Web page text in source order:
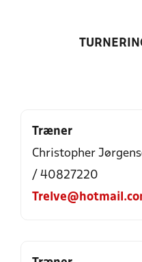
Træner
Christopher
/ 40827220